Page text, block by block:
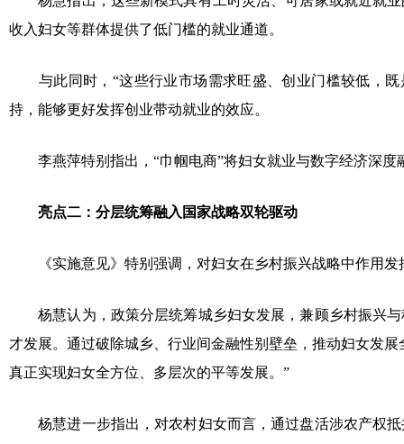
收入妇女等群体提供了低门槛的就业通道。
与此同时，“这些行业市场需求旺盛、创业门槛较低，
持，能够更好发挥创业带动就业的效应。
李燕萍特别指出，“巾帼电商”将妇女就业与数字经济深
亮点二：分层统筹融入国家战略双轮驱动
《实施意见》特别强调，对妇女在乡村振兴战略中作用
杨慧认为，政策分层统筹城乡妇女发展，兼顾乡村振兴
才发展。通过破除城乡、行业间金融性别壁垒，推动妇女发
真正实现妇女全方位、多层次的平等发展。”
杨慧进一步指出，对农村妇女而言，通过盘活涉农产权